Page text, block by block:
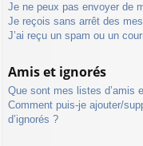
Je ne peux pas envoyer de
Je reçois sans arrêt des
J’ai reçu un spam ou un
Amis et ignorés
Que sont mes listes d’amis
Comment puis-je ajouter/
d’ignorés ?